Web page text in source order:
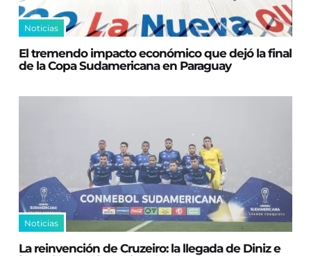
Noticias
El tremendo impacto económico que dejó la final
de la Copa Sudamericana en Paraguay
Noticias
La reinvención de Cruzeiro: la llegada de Diniz e